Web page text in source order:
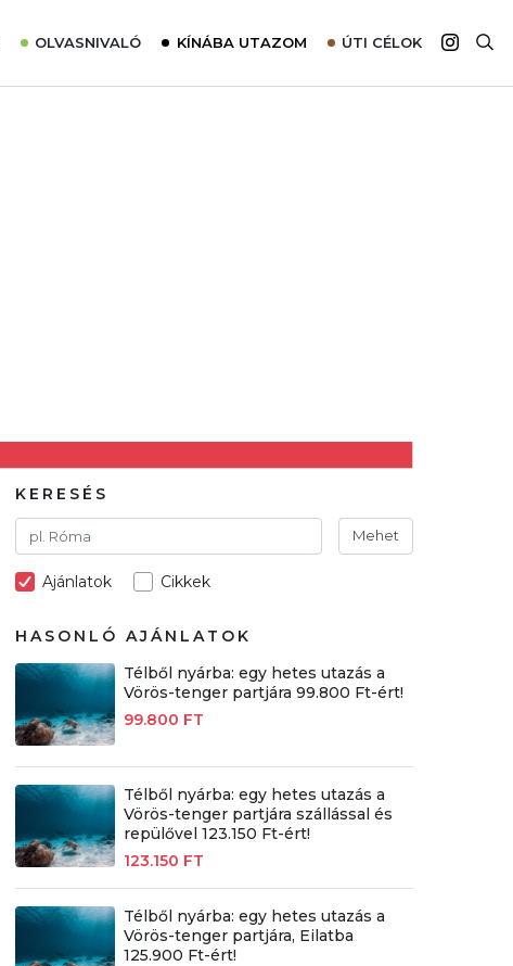
OLVASNIVALÓ KÍNÁBA UTAZOM ÚTI CÉLOK
KERESÉS
Mehet
Ajánlatok Cikkek
HASONLÓ AJÁNLATOK
Télből nyárba: egy hetes utazás a
Vörös-tenger partjára 99.800 Ft-ért!
99.800 FT
Télből nyárba: egy hetes utazás a
Vörös-tenger partjára szállással és
repülővel 123.150 Ft-ért!
123.150 FT
Télből nyárba: egy hetes utazás a
Vörös-tenger partjára, Eilatba
125.900 Ft-ért!